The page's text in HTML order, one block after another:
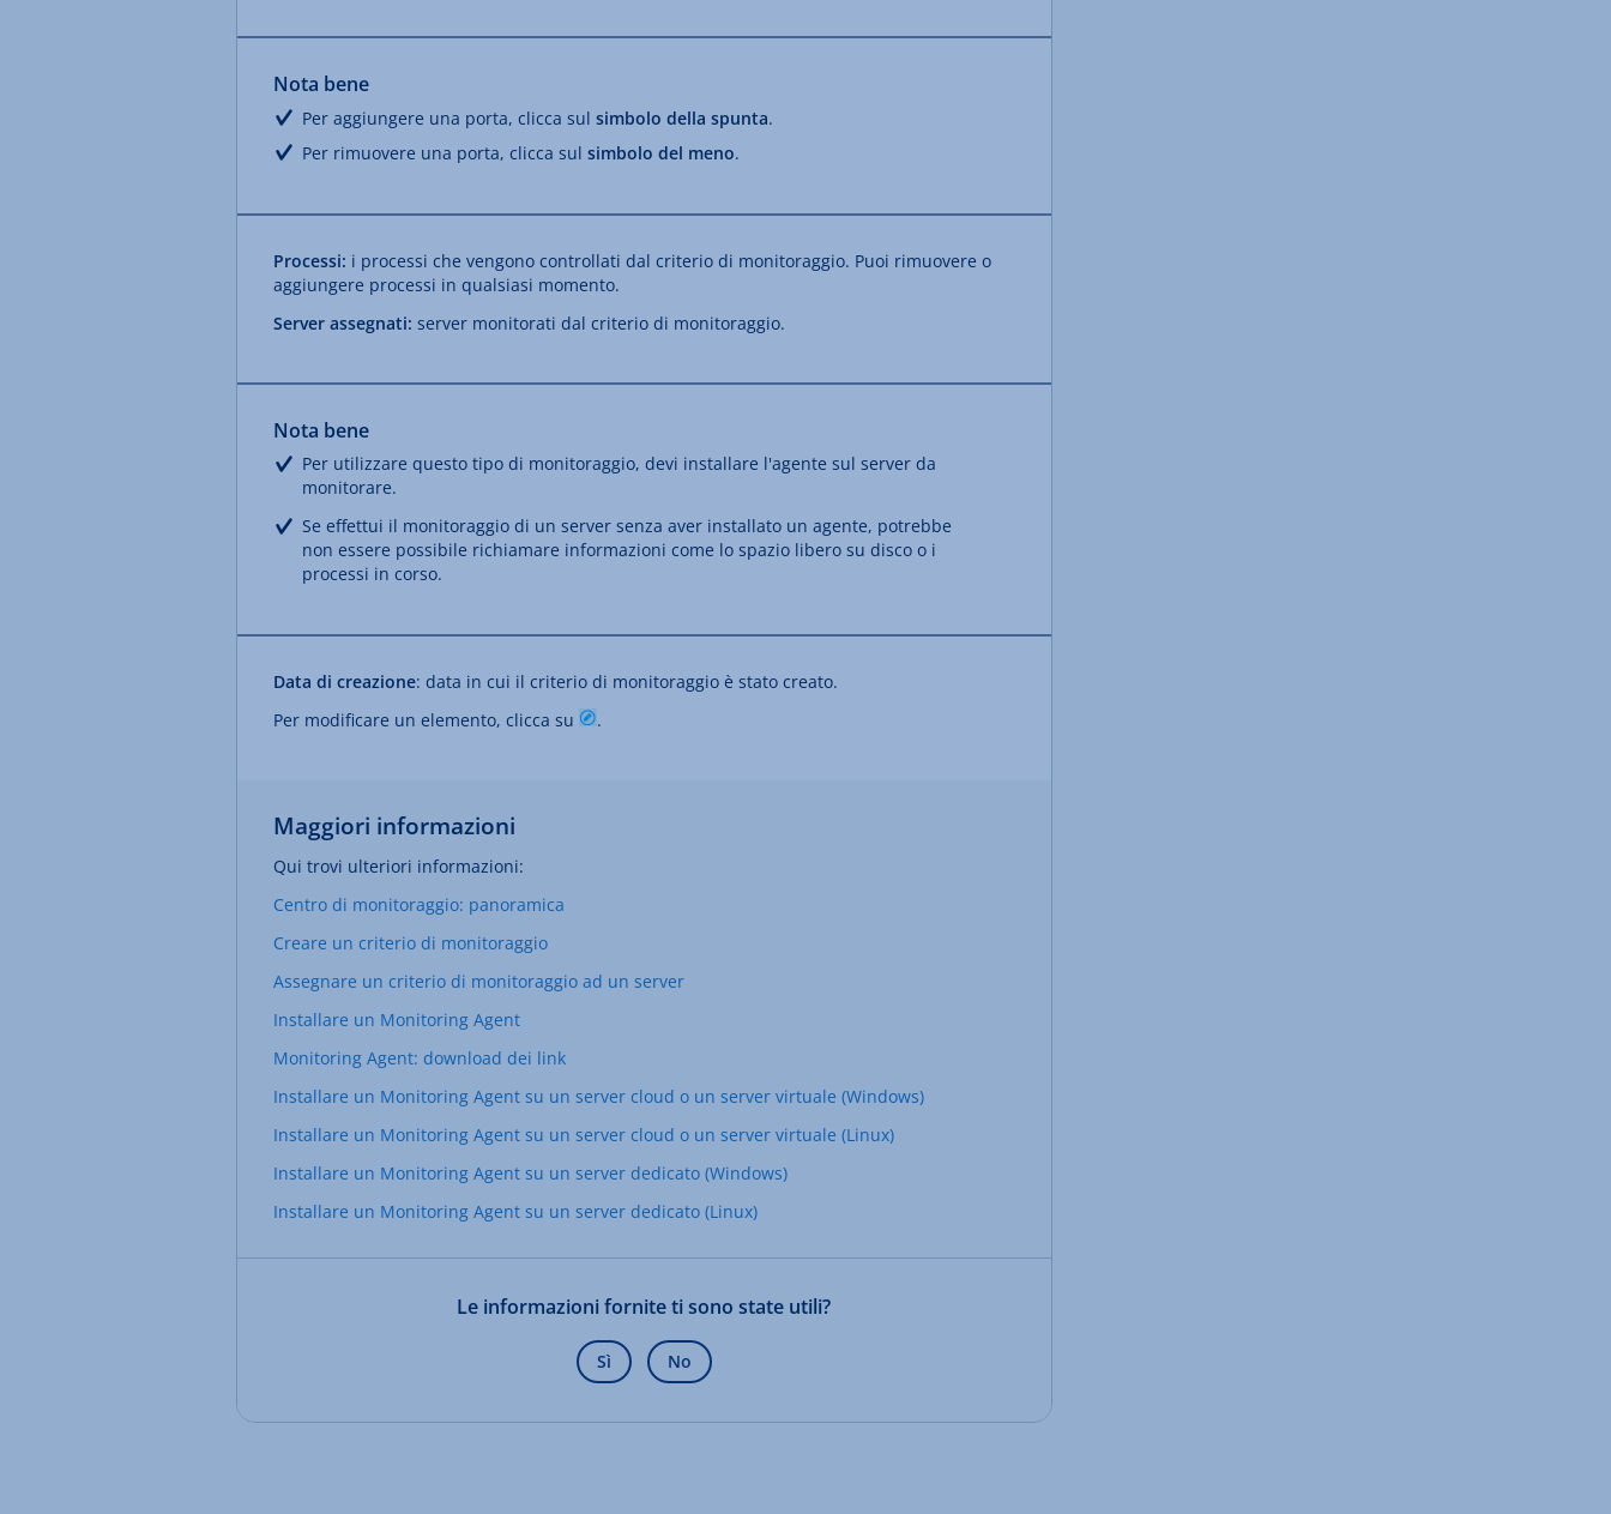
Nota bene
Per aggiungere una porta, clicca sul simbolo della spunta.
Per rimuovere una porta, clicca sul simbolo del meno.
Processi: i processi che vengono controllati dal criterio di monitoraggio. Puoi rimuovere o
aggiungere processi in qualsiasi momento.
Server assegnati: server monitorati dal criterio di monitoraggio.
Nota bene
Per utilizzare questo tipo di monitoraggio, devi installare l'agente sul server da
monitorare.
Se effettui il monitoraggio di un server senza aver installato un agente, potrebbe
non essere possibile richiamare informazioni come lo spazio libero su disco o i
processi in corso.
Data di creazione: data in cui il criterio di monitoraggio è stato creato.
Per modificare un elemento, clicca su
.
Maggiori informazioni
Qui trovi ulteriori informazioni:
Centro di monitoraggio: panoramica
Creare un criterio di monitoraggio
Assegnare un criterio di monitoraggio ad un server
Installare un Monitoring Agent
Monitoring Agent: download dei link
Installare un Monitoring Agent su un server cloud o un server virtuale (Windows)
Installare un Monitoring Agent su un server cloud o un server virtuale (Linux)
Installare un Monitoring Agent su un server dedicato (Windows)
Installare un Monitoring Agent su un server dedicato (Linux)
Le informazioni fornite ti sono state utili?
Sì No